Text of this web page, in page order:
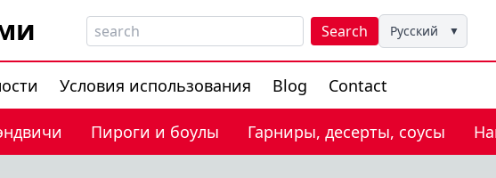
Search Русский ▼
Условия использования Blog Contact
Пироги и боулы Гарниры, десерты, соусы